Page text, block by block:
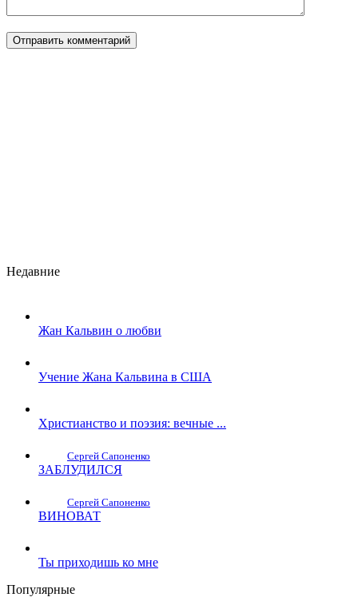
Недавние
Жан Кальвин о любви
Учение Жана Кальвина в США
Христианство и поэзия: вечные ...
Сергей Сапоненко
ЗАБЛУДИЛСЯ
Сергей Сапоненко
ВИНОВАТ
Ты приходишь ко мне
Популярные